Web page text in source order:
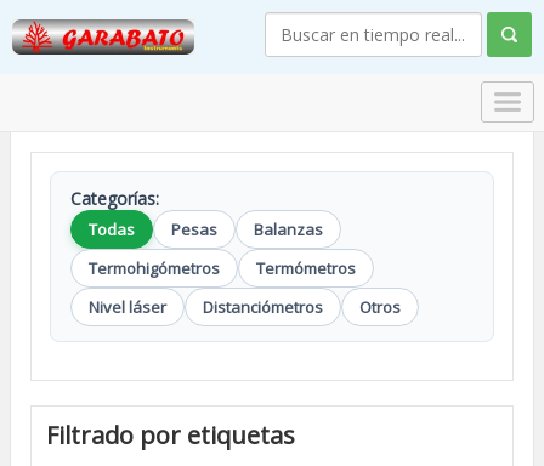
Categorías:
Todas Pesas
Balanzas
Termohigómetros
Termómetros
Nivel láser
Distanciómetros Otros
Filtrado por etiquetas